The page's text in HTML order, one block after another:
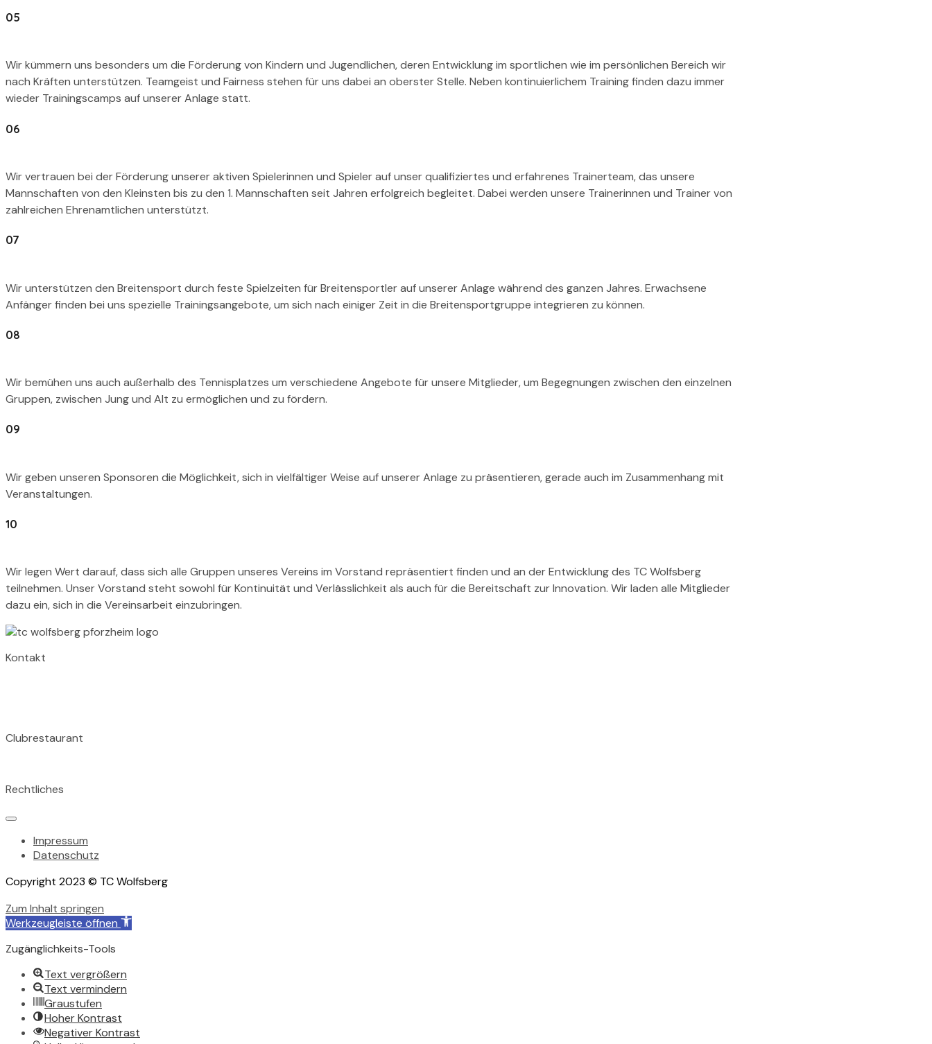
05
Wir kümmern uns besonders um die Förderung von Kindern und Jugendlichen, deren Entwicklung im sportlichen wie im persönlichen Bereich wir
nach Kräften unterstützen. Teamgeist und Fairness stehen für uns dabei an oberster Stelle. Neben kontinuierlichem Training finden dazu immer
wieder Trainingscamps auf unserer Anlage statt.
06
Wir vertrauen bei der Förderung unserer aktiven Spielerinnen und Spieler auf unser qualifiziertes und erfahrenes Trainerteam, das unsere
Mannschaften von den Kleinsten bis zu den 1. Mannschaften seit Jahren erfolgreich begleitet. Dabei werden unsere Trainerinnen und Trainer von
zahlreichen Ehrenamtlichen unterstützt.
07
Wir unterstützen den Breitensport durch feste Spielzeiten für Breitensportler auf unserer Anlage während des ganzen Jahres. Erwachsene
Anfänger finden bei uns spezielle Trainingsangebote, um sich nach einiger Zeit in die Breitensportgruppe integrieren zu können.
08
Wir bemühen uns auch außerhalb des Tennisplatzes um verschiedene Angebote für unsere Mitglieder, um Begegnungen zwischen den einzelnen
Gruppen, zwischen Jung und Alt zu ermöglichen und zu fördern.
09
Wir geben unseren Sponsoren die Möglichkeit, sich in vielfältiger Weise auf unserer Anlage zu präsentieren, gerade auch im Zusammenhang mit
Veranstaltungen.
10
Wir legen Wert darauf, dass sich alle Gruppen unseres Vereins im Vorstand repräsentiert finden und an der Entwicklung des TC Wolfsberg
teilnehmen. Unser Vorstand steht sowohl für Kontinuität und Verlässlichkeit als auch für die Bereitschaft zur Innovation. Wir laden alle Mitglieder
dazu ein, sich in die Vereinsarbeit einzubringen.
Kontakt
Clubrestaurant
Rechtliches
Impressum
Datenschutz
Copyright 2023 © TC Wolfsberg
Zum Inhalt springen
Werkzeugleiste öffnen
Zugänglichkeits-Tools
Text vergrößern
Text vermindern
Graustufen
Hoher Kontrast
Negativer Kontrast